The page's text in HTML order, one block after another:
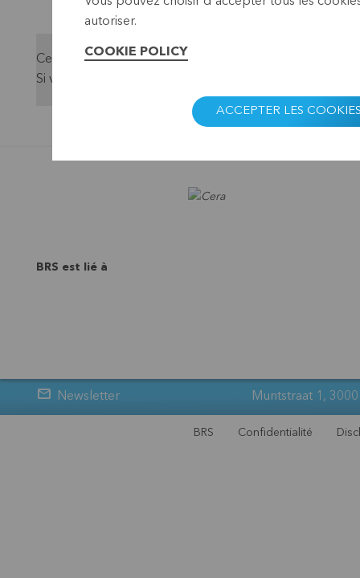
Cette section ne s'affiche pas parce que vous n'avez
Si vous voulez quand même voir le contenu, vous
BRS est lié à
Newsletter Muntstraat 1,
BRS Confidentialité
autoriser.
COOKIE POLICY
ACCEPTER LES